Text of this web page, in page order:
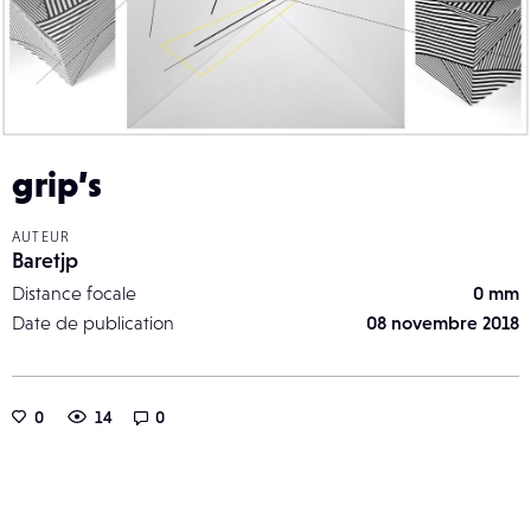
grip’s
AUTEUR
Baretjp
Distance focale
0 mm
Date de publication
08 novembre 2018
0 14 0